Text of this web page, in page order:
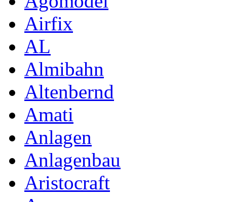
Airfix
AL
Almibahn
Altenbernd
Amati
Anlagen
Anlagenbau
Aristocraft